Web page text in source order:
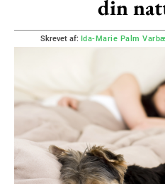
din
Skrevet af: Ida-Marie Palm